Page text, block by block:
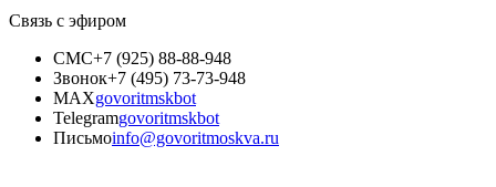
Связь с эфиром
СМС+7 (925) 88-88-948
Звонок+7 (495) 73-73-948
MAXgovoritmskbot
Telegramgovoritmskbot
Письмоinfo@govoritmoskva.ru